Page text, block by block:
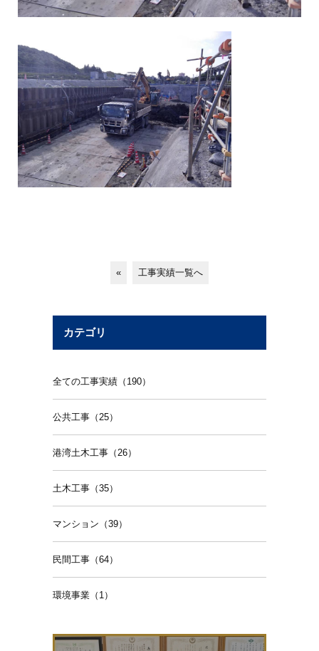
« 工事実績一覧へ
カテゴリ
全ての工事実績（190）
公共工事（25）
港湾土木工事（26）
土木工事（35）
マンション（39）
民間工事（64）
環境事業（1）